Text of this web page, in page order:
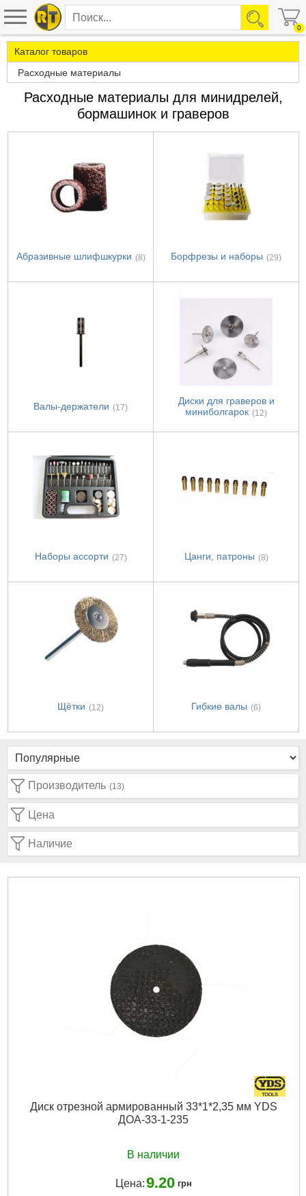
0
Каталог товаров
Расходные материалы
Расходные материалы для минидрелей,
бормашинок и граверов
Абразивные шлифшкурки (8) Борфрезы и наборы (29)
Валы-держатели (17)
Диски для граверов и
миниболгарок (12)
Наборы ассорти (27) Цанги, патроны (8)
Щётки (12) Гибкие валы (6)
Производитель (13)
Цена
Наличие
Диск отрезной армированный 33*1*2,35 мм YDS
ДОА-33-1-235
В наличии
Цена:9.20 грн